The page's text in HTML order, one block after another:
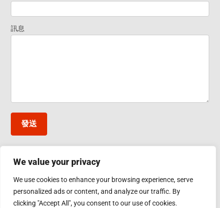
We value your privacy
We use cookies to enhance your browsing experience, serve
personalized ads or content, and analyze our traffic. By
clicking "Accept All", you consent to our use of cookies.
資
訊息
發送
台灣應達股份有限公司
彰化縣鹿港鎮彰濱工業區工業西五路10號
Phone: 886-4-7811630
Fax: 886-4-7811631